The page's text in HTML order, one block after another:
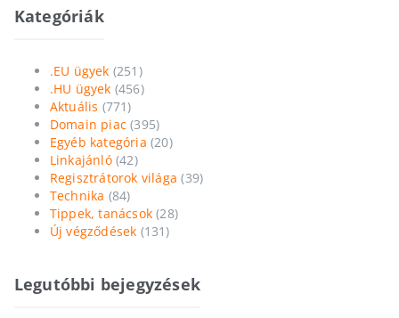
Kategóriák
.EU ügyek (251)
.HU ügyek (456)
Aktuális (771)
Domain piac (395)
Egyéb kategória (20)
Linkajánló(42)
Regisztrátorok világa (39)
Technika (84)
Tippek, tanácsok (28)
Új végződések (131)
Legutóbbi bejegyzések